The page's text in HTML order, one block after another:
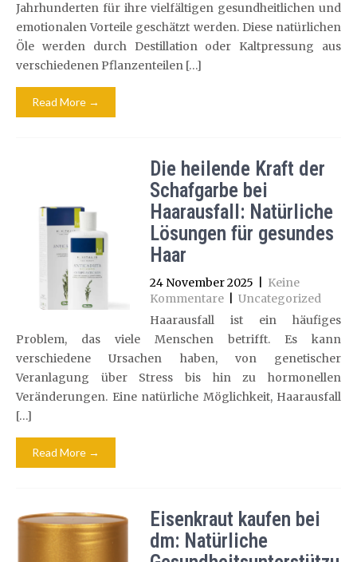
Jahrhunderten für ihre vielfältigen gesundheitlichen und
emotionalen Vorteile geschätzt werden. Diese natürlichen
Öle werden durch Destillation oder Kaltpressung aus
verschiedenen Pflanzenteilen […]
Read More →
Die heilende Kraft der
Schafgarbe bei
Haarausfall: Natürliche
Lösungen für gesundes
Haar
24 November 2025
Keine
Kommentare
Uncategorized
Haarausfall ist ein häufiges
Problem, das viele Menschen betrifft. Es kann
verschiedene Ursachen haben, von genetischer
Veranlagung über Stress bis hin zu hormonellen
Veränderungen. Eine natürliche Möglichkeit, Haarausfall
[…]
Read More →
Eisenkraut kaufen bei
dm: Natürliche